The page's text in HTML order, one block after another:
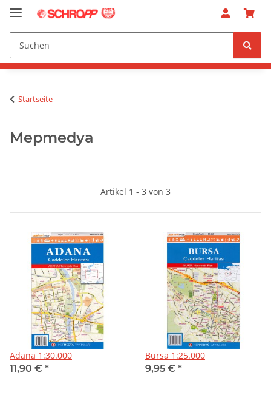
Startseite
Mepmedya
Artikel 1 - 3 von 3
Adana 1:30.000
11,90 € *
Bursa 1:25.000
9,95 € *